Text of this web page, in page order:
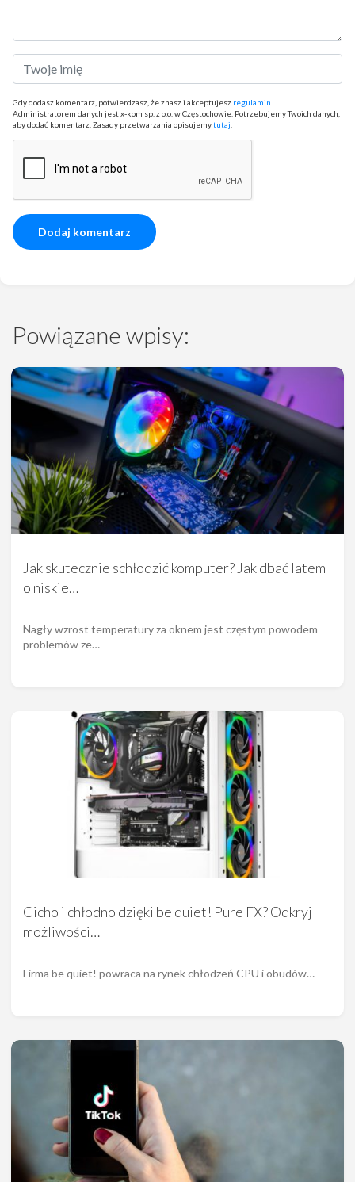
Gdy dodasz komentarz, potwierdzasz, że znasz i akceptujesz regulamin
Administratorem danych jest x-kom sp. z o.o. w Częstochowie. Potrzebujemy Twoich danych,
aby dodać komentarz. Zasady przetwarzania opisujemytutaj
Powiązane wpisy:
Jak skutecznie schłodzić komputer? Jak dbać latem
o niskie…
Nagły wzrost temperatury za oknem jest częstym powodem
problemów ze…
Cicho i chłodno dzięki be quiet! Pure FX? Odkryj
możliwości…
Firma be quiet! powraca na rynek chłodzeń CPU i obudów…